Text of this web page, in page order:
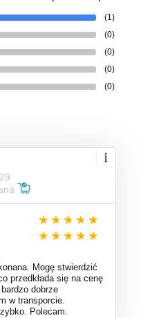
(1)
(0)
(0)
(0)
(0)
Mogę stwierdzić
przedkłada się na cenę
dobrze
w transporcie.
Polecam.